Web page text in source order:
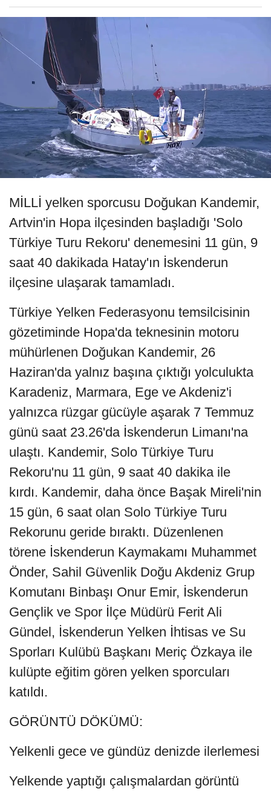
MİLLİ yelken sporcusu Doğukan Kandemir,
Artvin'in Hopa ilçesinden başladığı 'Solo
Türkiye Turu Rekoru' denemesini 11 gün, 9
saat 40 dakikada Hatay'ın İskenderun
ilçesine ulaşarak tamamladı.
Türkiye Yelken Federasyonu temsilcisinin
gözetiminde Hopa'da teknesinin motoru
mühürlenen Doğukan Kandemir, 26
Haziran'da yalnız başına çıktığı yolculukta
Karadeniz, Marmara, Ege ve Akdeniz'i
yalnızca rüzgar gücüyle aşarak 7 Temmuz
günü saat 23.26'da İskenderun Limanı'na
ulaştı. Kandemir, Solo Türkiye Turu
Rekoru'nu 11 gün, 9 saat 40 dakika ile
kırdı. Kandemir, daha önce Başak Mireli'nin
15 gün, 6 saat olan Solo Türkiye Turu
Rekorunu geride bıraktı. Düzenlenen
törene İskenderun Kaymakamı Muhammet
Önder, Sahil Güvenlik Doğu Akdeniz Grup
Komutanı Binbaşı Onur Emir, İskenderun
Gençlik ve Spor İlçe Müdürü Ferit Ali
Gündel, İskenderun Yelken İhtisas ve Su
Sporları Kulübü Başkanı Meriç Özkaya ile
kulüpte eğitim gören yelken sporcuları
katıldı.
GÖRÜNTÜ DÖKÜMÜ:
Yelkenli gece ve gündüz denizde ilerlemesi
Yelkende yaptığı çalışmalardan görüntü